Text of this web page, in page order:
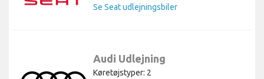
Se Seat udlejningsbiler
Audi Udlejning
Køretøjstyper: 2